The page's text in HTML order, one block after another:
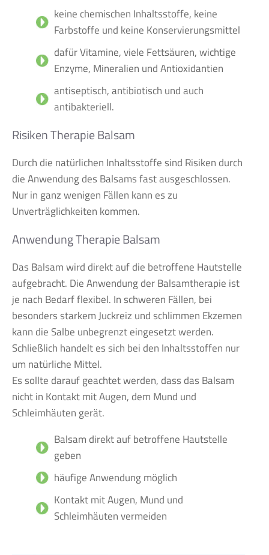
keine chemischen Inhaltsstoffe, keine
Farbstoffe und keine Konservierungsmittel
dafür Vitamine, viele Fettsäuren, wichtige
Enzyme, Mineralien und Antioxidantien
antiseptisch, antibiotisch und auch
antibakteriell.
Risiken Therapie Balsam
Durch die natürlichen Inhaltsstoffe sind Risiken durch
die Anwendung des Balsams fast ausgeschlossen.
Nur in ganz wenigen Fällen kann es zu
Unverträglichkeiten kommen.
Anwendung Therapie Balsam
Das Balsam wird direkt auf die betroffene Hautstelle
aufgebracht. Die Anwendung der Balsamtherapie ist
je nach Bedarf flexibel. In schweren Fällen, bei
besonders starkem Juckreiz und schlimmen Ekzemen
kann die Salbe unbegrenzt eingesetzt werden.
Schließlich handelt es sich bei den Inhaltsstoffen nur
um natürliche Mittel.
Es sollte darauf geachtet werden, dass das Balsam
nicht in Kontakt mit Augen, dem Mund und
Schleimhäuten gerät.
Balsam direkt auf betroffene Hautstelle
geben
häufige Anwendung möglich
Kontakt mit Augen, Mund und
Schleimhäuten vermeiden